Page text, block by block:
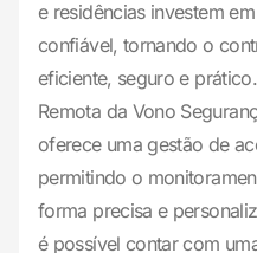
e residências investem
confiável, tornando o
eficiente, seguro e
Remota da Vono
oferece uma gestão de
permitindo o
forma precisa e
é possível contar com